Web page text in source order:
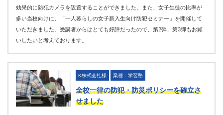
効果的に防犯カメラを設置することができました。また、女子生徒の比率が
多い当校向けに、「一人暮らしの女子新入生向け防犯セミナー」を開催して
いただきました。受講者からはとても好評だったので、第2弾、第3弾もお願
いしたいと考えております。
K株式会社様 業種：学習塾
全校一律の防犯・防災ポリシーを確立さ
せました